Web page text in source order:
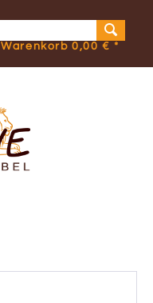
Warenkorb0,00 € *